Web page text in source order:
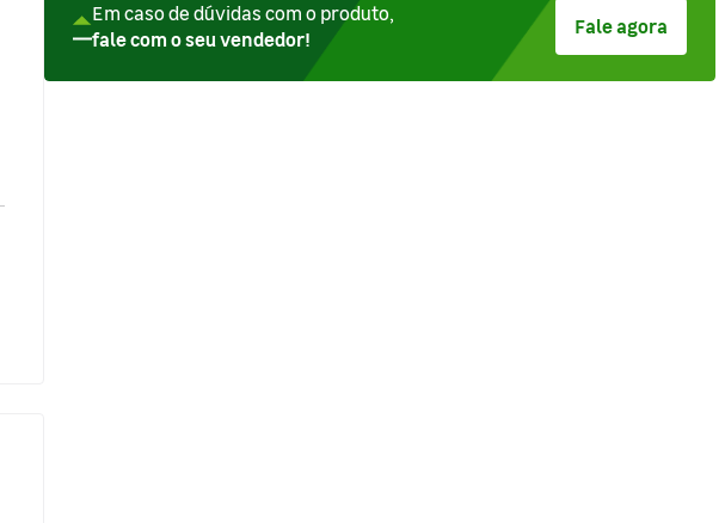
Em caso de dúvidas com o produto,
fale com o seu vendedor!
Fale agora